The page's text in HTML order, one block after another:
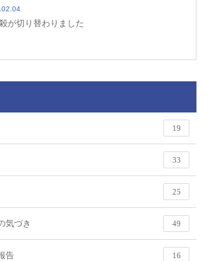
が切り替わりました
19
33
25
気づき 49
告 16